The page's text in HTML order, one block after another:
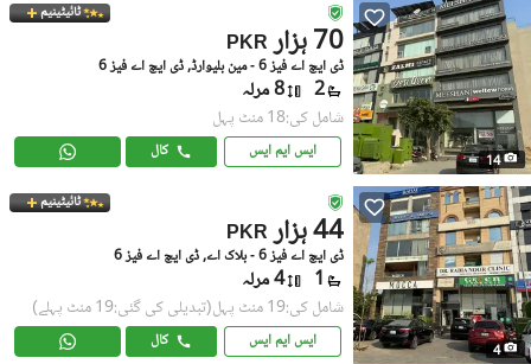
14
ٹائیٹینیم
PKR 70 ہزار
ڈی ایچ اے فیز 6 - مین بلیوارڈ, ڈی ایچ اے فیز 6
2 8 مرلہ
شامل کی:18 منٹ پہل
ایس ایم ایس کال
4
ٹائیٹینیم
PKR 44 ہزار
ڈی ایچ اے فیز 6 - بلاک اے, ڈی ایچ اے فیز 6
1 4 مرلہ
شامل کی:19 منٹ پہل (تبدیلی کی گئی:19 منٹ پہلے)
ایس ایم ایس کال